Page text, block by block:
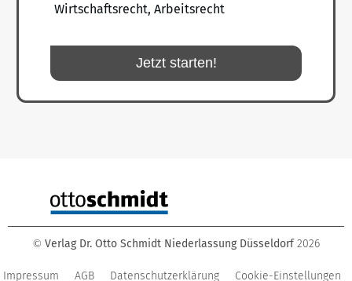
Wirtschaftsrecht, Arbeitsrecht
Jetzt starten!
© Verlag Dr. Otto Schmidt Niederlassung Düsseldorf 2026
Impressum AGB Datenschutzerklärung Cookie-Einstellungen